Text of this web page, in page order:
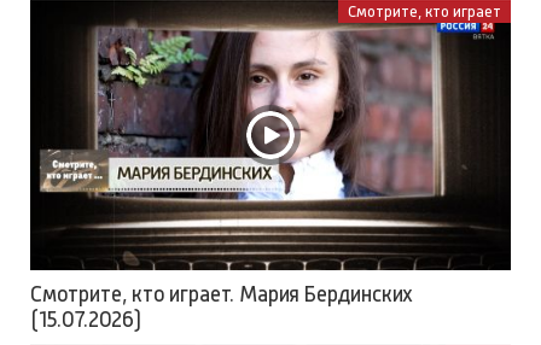
Смотрите, кто играет
Смотрите, кто играет. Мария Бердинских
(15.07.2026)